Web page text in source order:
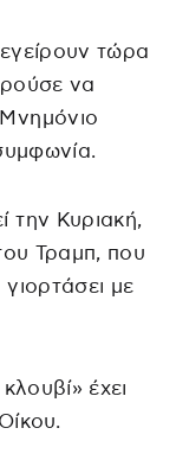
τώρα
να
την Κυριακή,
Τραμπ, που
με
έχει